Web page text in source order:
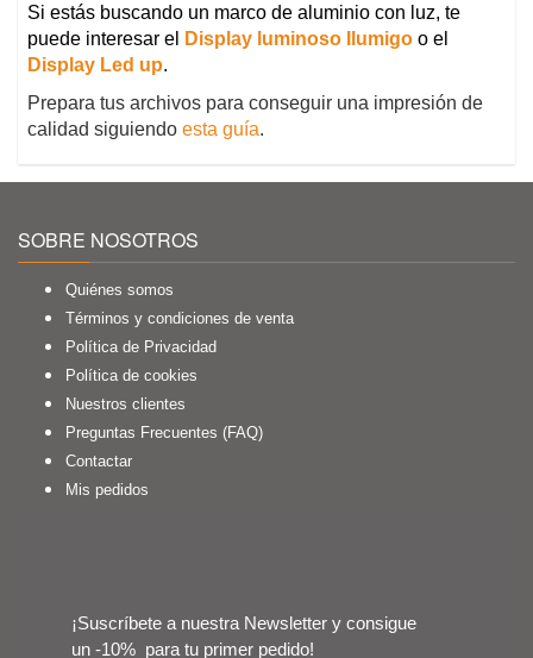
Si estás buscando un marco de aluminio con luz, te
puede interesar el
Display luminoso Ilumigo o el
Display Led up.
Prepara tus archivos para conseguir una impresión de
calidad siguiendo esta guía.
SOBRE NOSOTROS
Quiénes somos
Términos y condiciones de venta
Política de Privacidad
Política de cookies
Nuestros clientes
Preguntas Frecuentes (FAQ)
Contactar
Mis pedidos